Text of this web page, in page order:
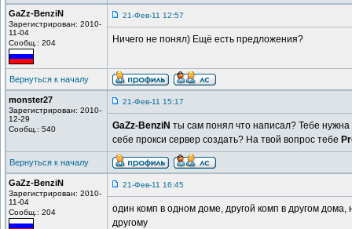
GaZz-BenziN
Зарегистрирован: 2010-
11-04
Сообщ.: 204
21-Фев-11 12:57
Ничего не понял) Ещё есть предложения?
Вернуться к началу
monster27
Зарегистрирован: 2010-
12-29
Сообщ.: 540
21-Фев-11 15:17
GaZz-BenziN ты сам понял что написал? Тебе
себе прокси сервер создать? На твой вопрос тебе
Вернуться к началу
GaZz-BenziN
Зарегистрирован: 2010-
11-04
Сообщ.: 204
21-Фев-11 16:45
один комп в одном доме, другой комп в другом
другому